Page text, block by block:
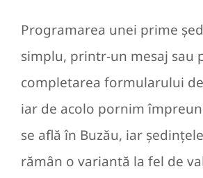
Programarea unei prime
simplu, printr-un mesaj sau
completarea formularului
iar de acolo pornim
se află în Buzău, iar
rămân o variantă la fel de